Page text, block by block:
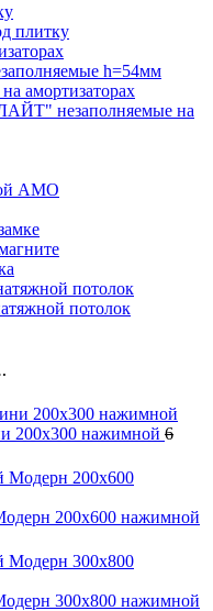
h=54мм
незаполняемые на
АМО
потолок
потолок
200х300 нажимной 6
200х600 нажимной
300х800 нажимной